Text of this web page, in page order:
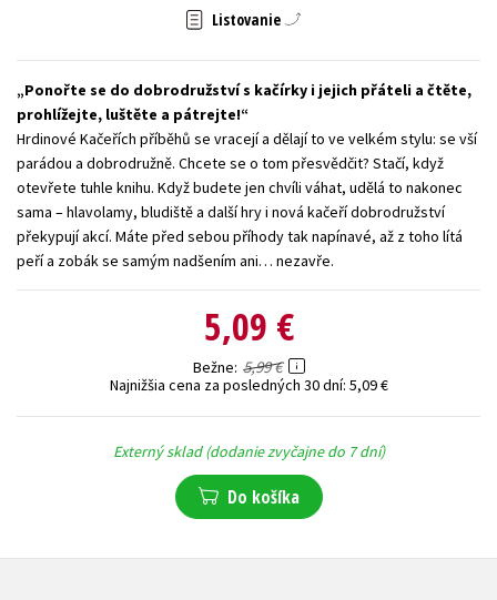
Učebnice
Zdravie a životný štýl
Všetky tituly
Listovanie
Ponořte se do dobrodružství s kačírky i jejich přáteli a čtěte,
prohlížejte, luštěte a pátrejte!
Hrdinové Kačeřích příběhů se vracejí a dělají to ve velkém stylu: se vší
parádou a dobrodružně. Chcete se o tom přesvědčit? Stačí, když
otevřete tuhle knihu. Když budete jen chvíli váhat, udělá to nakonec
sama – hlavolamy, bludiště a další hry i nová kačeří dobrodružství
překypují akcí. Máte před sebou příhody tak napínavé, až z toho lítá
peří a zobák se samým nadšením ani… nezavře.
5,09 €
Bežne 5,99 €
Najnižšia cena za posledných 30 dní: 5,09 €
Externý sklad (dodanie zvyčajne do 7 dní)
Do košíka